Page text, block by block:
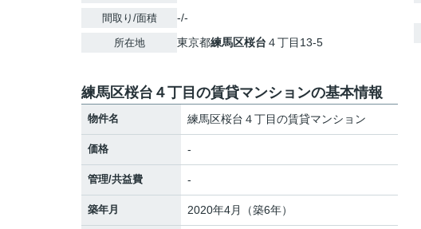
間取り/面積 -/-
所在地 東京都練馬区桜台 ４丁目13-5
練馬区桜台４丁目の賃貸マンションの基本情報
物件名 練馬区桜台４丁目の賃貸マンション
価格 -
管理/共益費 -
築年月 2020年4月（築6年）